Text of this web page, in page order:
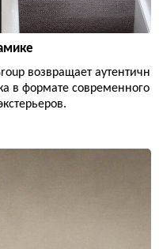
возвращает аутентичн
в формате современного